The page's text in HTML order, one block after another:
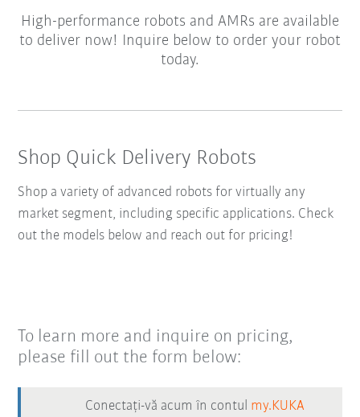
High-performance robots and AMRs are available
to deliver now! Inquire below to order your robot
today.
Shop Quick Delivery Robots
Shop a variety of advanced robots for virtually any
market segment, including specific applications. Check
out the models below and reach out for pricing!
To learn more and inquire on pricing,
please fill out the form below:
Conectați-vă acum în contul my.KUKA